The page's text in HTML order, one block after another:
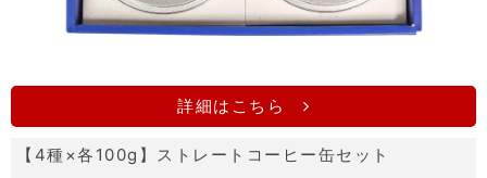
詳細はこちら
【4種×各100g】ストレートコーヒー缶セット